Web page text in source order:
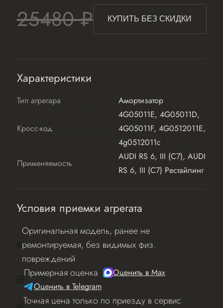
25480 ₽ КУПИТЬ БЕЗ СКИДКИ
Характеристики
Тип агрегара Амортизатор
Кросс-код
4G05011E, 4G05011D,
4G05011F, 4G0512011E,
4g0512011c
Применяемость
AUDI RS 6, III (C7), AUDI
RS 6, III (C7) Рестайлинг
Условия приемки агрегата
Оригинальная модель, ранее не
ремонтируемая, без видимых физ.
повреждений
Примерная оценка
Оценить в Мах
Оценить в Telegram
Точная цена только по приезду в сервис